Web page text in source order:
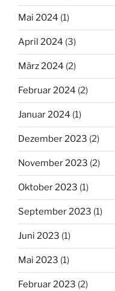
Mai 2024 (1)
April 2024 (3)
März 2024 (2)
Februar 2024 (2)
Januar 2024 (1)
Dezember 2023 (2)
November 2023 (2)
Oktober 2023 (1)
September 2023 (1)
Juni 2023 (1)
Mai 2023 (1)
Februar 2023 (2)